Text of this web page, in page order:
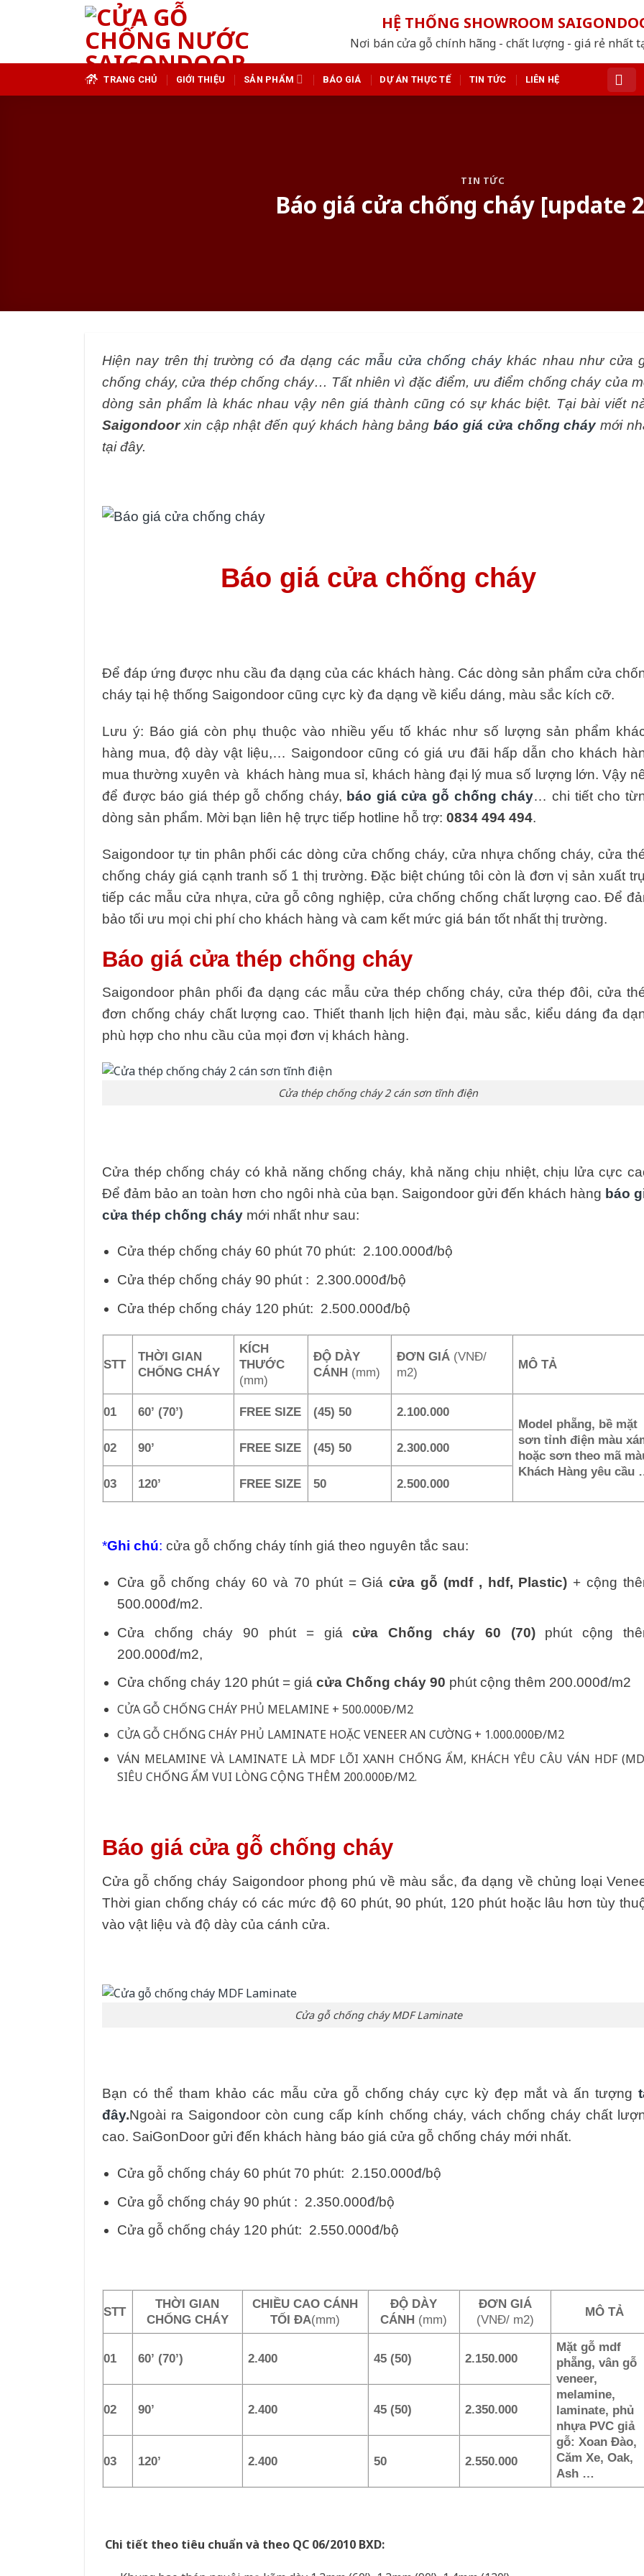
HỆ THỐNG SHOWROOM
Nơi bán cửa gỗ chính hãng - chất lượng - giá rẻ nhất
TRANG CHỦ GIỚI THIỆU SẢN PHẨM BÁO GIÁ DỰ ÁN THỰC TẾ TIN TỨC LIÊN HỆ
TIN TỨC
Báo giá cửa chống cháy [update
Hiện nay trên thị trường có đa dạng cácmẫu cửa chống cháykhác nhau như cửa
chống cháy, cửa thép chống cháy… Tất nhiên vì đặc điểm, ưu điểm chống cháy của
dòng sản phẩm là khác nhau vậy nên giá thành cũng có sự khác biệt. Tại bài viết
Saigondoorxin cập nhật đến quý khách hàng bảngbáo giá cửa chống cháy mới
tại đây.
Báo giá cửa chống cháy
Để đáp ứng được nhu cầu đa dạng của các khách hàng. Các dòng sản phẩm cửa
cháy tại hệ thống Saigondoor cũng cực kỳ đa dạng về kiểu dáng, màu sắc kích cỡ.
Lưu ý: Báo giá còn phụ thuộc vào nhiều yếu tố khác như số lượng sản phẩm
hàng mua, độ dày vật liệu,… Saigondoor cũng có giá ưu đãi hấp dẫn cho khách
mua thường xuyên và khách hàng mua sỉ, khách hàng đại lý mua số lượng lớn. Vậy
để được báo giá thép gỗ chống cháy, báo giá cửa gỗ chống cháy… chi tiết cho
dòng sản phẩm. Mời bạn liên hệ trực tiếp hotline hỗ trợ: 0834 494 494.
Saigondoor tự tin phân phối các dòng cửa chống cháy, cửa nhựa chống cháy, cửa
chống cháy giá cạnh tranh số 1 thị trường. Đặc biệt chúng tôi còn là đơn vị sản xuất
tiếp các mẫu cửa nhựa, cửa gỗ công nghiệp, cửa chống chống chất lượng cao. Để
bảo tối ưu mọi chi phí cho khách hàng và cam kết mức giá bán tốt nhất thị trường.
Báo giá cửa thép chống cháy
Saigondoor phân phối đa dạng các mẫu cửa thép chống cháy, cửa thép đôi, cửa
đơn chống cháy chất lượng cao. Thiết thanh lịch hiện đại, màu sắc, kiểu dáng đa
phù hợp cho nhu cầu của mọi đơn vị khách hàng.
Cửa thép chống cháy 2 cán sơn tĩnh điện
Cửa thép chống cháy có khả năng chống cháy, khả năng chịu nhiệt, chịu lửa cực
Để đảm bảo an toàn hơn cho ngôi nhà của bạn. Saigondoor gửi đến khách hàng báo
cửa thép chống cháy mới nhất như sau:
Cửa thép chống cháy 60 phút 70 phút: 2.100.000đ/bộ
Cửa thép chống cháy 90 phút : 2.300.000đ/bộ
Cửa thép chống cháy 120 phút: 2.500.000đ/bộ
STT
THỜI GIAN
CHỐNG CHÁY
KÍCH
THƯỚC
(mm)
ĐỘ DÀY
CÁNH (mm)
ĐƠN GIÁ (VNĐ/
m2)
MÔ TẢ
01 60’ (70’) FREE SIZE (45) 50
2.100.000
Model phẵng, bề mặt
sơn tỉnh điện màu
hoặc sơn theo mã
Khách Hàng yêu cầu
02 90’ FREE SIZE (45) 50 2.300.000
03 120’ FREE SIZE 50 2.500.000
*Ghi chú: cửa gỗ chống cháy tính giá theo nguyên tắc sau:
Cửa gỗ chống cháy 60 và 70 phút = Giácửa gỗ (mdf , hdf, Plastic) + cộng
500.000đ/m2.
Cửa chống cháy 90 phút = giácửa Chống cháy 60 (70)phút cộng
200.000đ/m2,
Cửa chống cháy 120 phút = giá cửa Chống cháy 90 phút cộng thêm 200.000đ/m2
CỬA GỖ CHỐNG CHÁY PHỦ MELAMINE + 500.000Đ/M2
CỬA GỖ CHỐNG CHÁY PHỦ LAMINATE HOẶC VENEER AN CƯỜNG + 1.000.000Đ/M2
VÁN MELAMINE VÀ LAMINATE LÀ MDF LÕI XANH CHỐNG ẨM, KHÁCH YÊU CÂU VÁN HDF
SIÊU CHỐNG ẨM VUI LÒNG CỘNG THÊM 200.000Đ/M2.
Báo giá cửa gỗ chống cháy
Cửa gỗ chống cháy Saigondoor phong phú về màu sắc, đa dạng về chủng loại
Thời gian chống cháy có các mức độ 60 phút, 90 phút, 120 phút hoặc lâu hơn tùy
vào vật liệu và độ dày của cánh cửa.
Cửa gỗ chống cháy MDF Laminate
Bạn có thể tham khảo các mẫu cửa gỗ chống cháy cực kỳ đẹp mắt và ấn tượng
đây.Ngoài ra Saigondoor còn cung cấp kính chống cháy, vách chống cháy chất
cao. SaiGonDoor gửi đến khách hàng báo giá cửa gỗ chống cháy mới nhất.
Cửa gỗ chống cháy 60 phút 70 phút: 2.150.000đ/bộ
Cửa gỗ chống cháy 90 phút : 2.350.000đ/bộ
Cửa gỗ chống cháy 120 phút: 2.550.000đ/bộ
STT
THỜI GIAN
CHỐNG CHÁY
CHIỀU CAO CÁNH
TỐI ĐA(mm)
ĐỘ DÀY
CÁNH (mm)
ĐƠN GIÁ
(VNĐ/ m2)
MÔ TẢ
01 60’ (70’) 2.400 45 (50) 2.150.000
Mặt gỗ mdf
phẵng, vân gỗ
veneer,
melamine,
laminate, phủ
nhựa PVC giả
gỗ: Xoan Đào,
Căm Xe, Oak,
Ash …
02 90’ 2.400 45 (50) 2.350.000
03 120’ 2.400 50 2.550.000
Chi tiết theo tiêu chuẩn và theo QC 06/2010 BXD: